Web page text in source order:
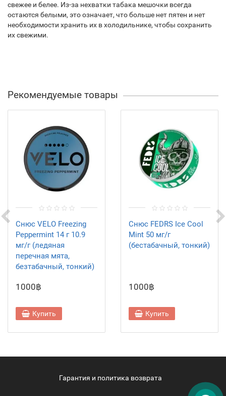
свежее и белее. Из-за нехватки табака мешочки всегда
остаются белыми, это означает, что больше нет пятен и нет
необходимости хранить их в холодильнике, чтобы сохранить
их свежими.
Рекомендуемые товары
Снюс VELO Freezing
Peppermint 14 г 10.9
мг/г (ледяная
перечная мята,
безтабачный, тонкий)
1000฿
Купить
Снюс FEDRS Ice Cool
Mint 50 мг/г
(бестабачный, тонкий)
1000฿
Купить
Гарантия и политика возврата